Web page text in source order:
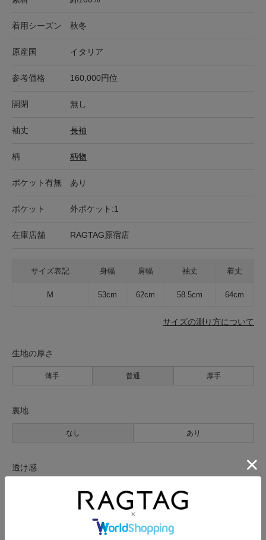
着用シーズン 秋冬
原産国 イタリア
参考価格 160,000円位
開閉 無し
袖丈 長袖
柄 柄物
ポケット有無 あり
ポケット 外ポケット:1
在庫店舗 RAGTAG原宿店
サイズ表記 身幅 肩幅 袖丈 着丈
M 53cm 62cm 58.5cm 64cm
サイズの測り方について
生地の厚さ
薄手 普通 厚手
裏地
なし あり
透け感
なし あり